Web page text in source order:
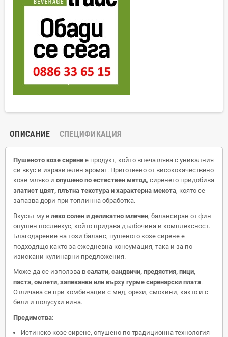
ОПИСАНИЕ СПЕЦИФИКАЦИЯ
Пушеното козе сирене е продукт, който впечатлява с уникалния
си вкус и изразителен аромат. Приготвено от висококачествено
козе мляко и опушено по естествен метод, сиренето придобива
златист цвят, плътна текстура и характерна мекота, която се
запазва дори при топлинна обработка.
Вкусът му е леко солен и деликатно млечен, балансиран от фин
опушен послевкус, който придава дълбочина и комплексност.
Благодарение на този баланс, пушеното козе сирене е
подходящо както за ежедневна консумация, така и за по-
изискани кулинарни предложения.
Може да се използва в салати, сандвичи, предястия, пици,
паста, омлети, запеканки или върху гурме сиренарски плата.
Отличава се при комбинации с мед, орехи, смокини, както и с
бели и полусухи вина.
Предимства:
Истинско козе сирене, опушено по традиционна технология